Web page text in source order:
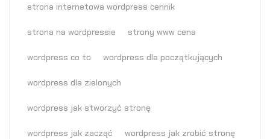
strona internetowa wordpress cennik
strona na wordpressie strony www cena
wordpress co to wordpress dla początkujących
wordpress dla zielonych
wordpress jak stworzyć stronę
wordpress jak zacząć wordpress jak zrobić stronę